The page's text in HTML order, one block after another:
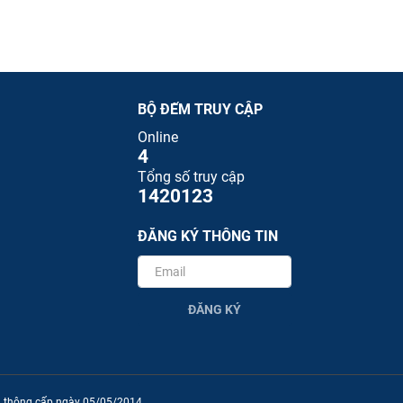
BỘ ĐẾM TRUY CẬP
Online
4
Tổng số truy cập
1420123
ĐĂNG KÝ THÔNG TIN
ĐĂNG KÝ